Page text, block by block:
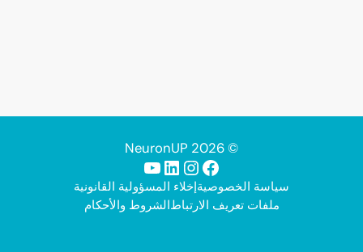
© 2026 NeuronUP
فيسبوك
إنستجرام
لينكد إن
يوتيوب
سياسة الخصوصيةإخلاء المسؤولية القانونية
ملفات تعريف الارتباطالشروط والأحكام